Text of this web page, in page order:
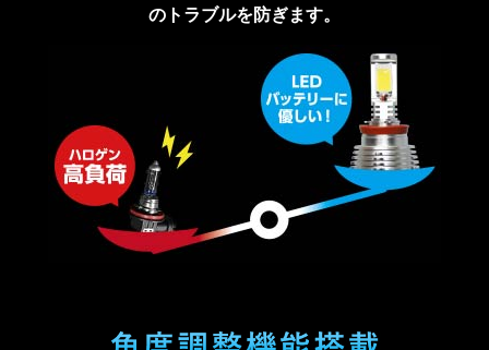
のトラブルを防ぎます。